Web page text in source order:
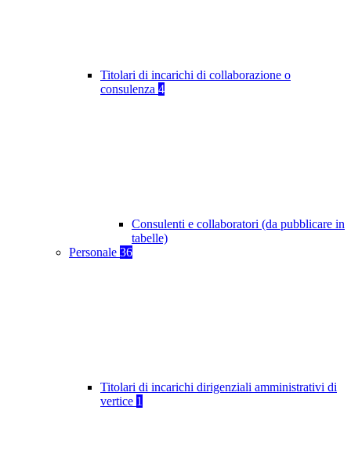
Titolari di incarichi di collaborazione o
consulenza 4
Consulenti e collaboratori (da pubblicare in
tabelle)
Personale 36
Titolari di incarichi dirigenziali amministrativi di
vertice 1